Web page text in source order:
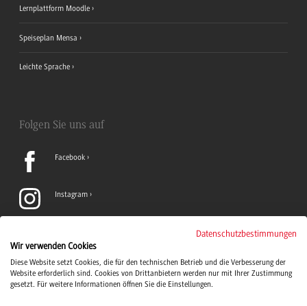
Lernplattform Moodle
Speiseplan Mensa
Leichte Sprache
Folgen Sie uns auf
Facebook
Instagram
TikTok
Datenschutzbestimmungen
Wir verwenden Cookies
Diese Website setzt Cookies, die für den technischen Betrieb und die Verbesserung der
Website erforderlich sind. Cookies von Drittanbietern werden nur mit Ihrer Zustimmung
gesetzt. Für weitere Informationen öffnen Sie die Einstellungen.